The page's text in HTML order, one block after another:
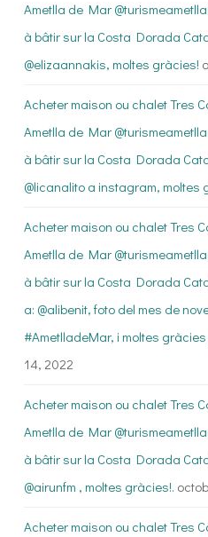
Ametlla de Mar
à bâtir sur la Costa Dorada
@elizaannakis, moltes gràcies!
Acheter maison ou chalet Tres
Ametlla de Mar
à bâtir sur la Costa Dorada
@licanalito a instagram, moltes
Acheter maison ou chalet Tres
Ametlla de Mar
à bâtir sur la Costa Dorada
a: @alibenit, foto del mes de
#AmetlladeMar, i moltes
14, 2022
Acheter maison ou chalet Tres
Ametlla de Mar
à bâtir sur la Costa Dorada
@airunfm , moltes gràcies!.
Acheter maison ou chalet Tres